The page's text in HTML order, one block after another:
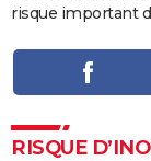
S'inscrire
Se connecter
Lycées
Collèges
Primaires
Universités
Entreprises
Service militaire
Avis de recherche
AVIS DE DÉCÈS
Bricolage
Lifestyle
Culture
Sport
Auto
Television
Voyage
Cinema
risque important
RISQUE